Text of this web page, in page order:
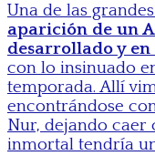
Una de las
aparición de un
desarrollado y
con lo insinuado
temporada. Allí
encontrándose
Nur, dejando caer
inmortal tendría